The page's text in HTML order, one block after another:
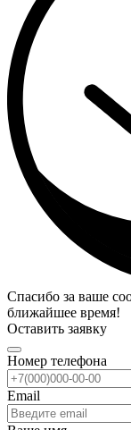
Спасибо за ваше
ближайшее время!
Оставить заявку
Номер телефона
Email